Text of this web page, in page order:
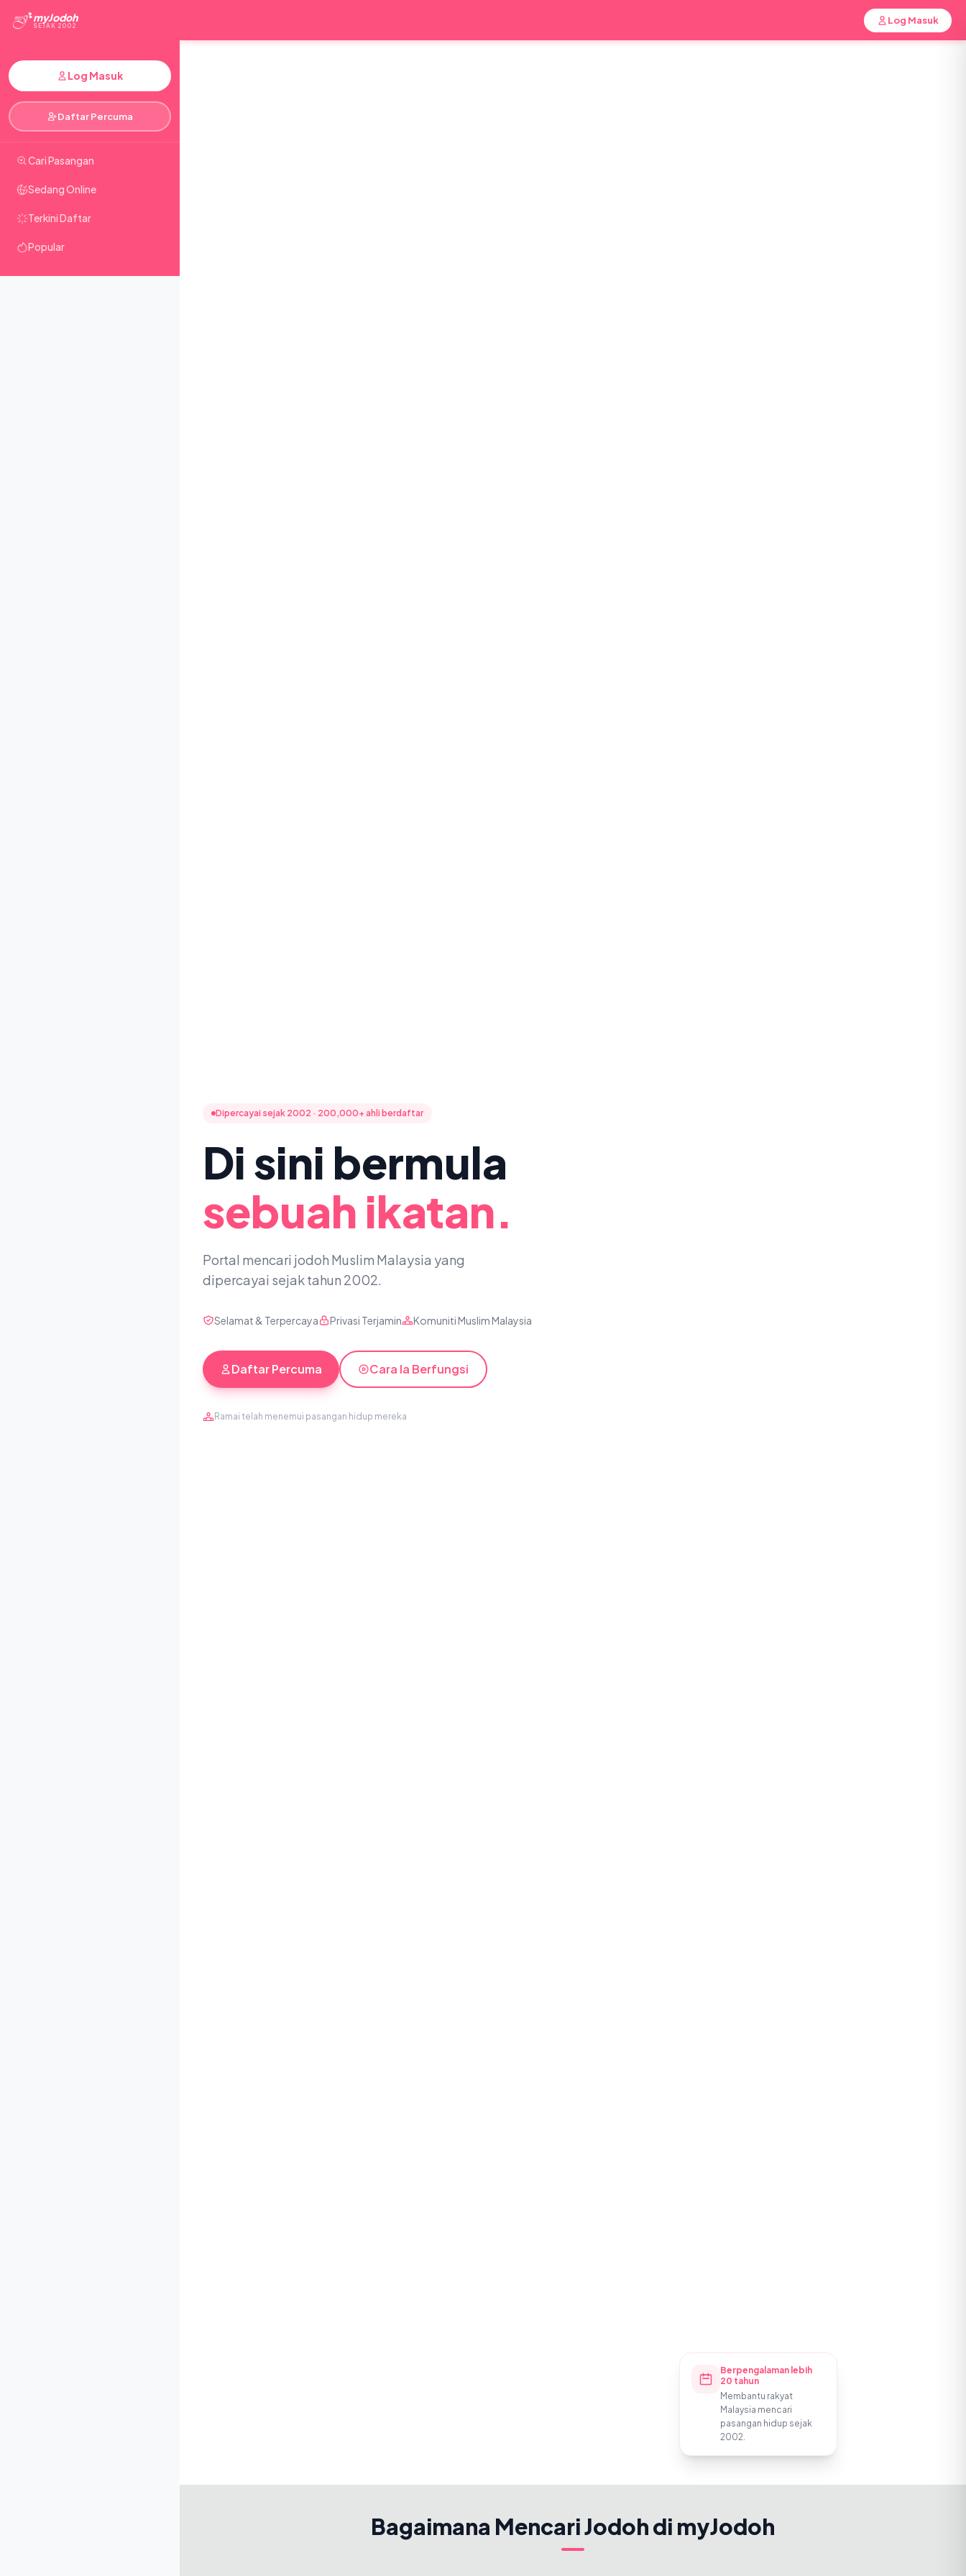
myJodoh
SEJAK 2002
Log Masuk
Daftar Percuma
Cari Pasangan
Sedang Online
Terkini Daftar
Popular
Log Masuk
Dipercayai sejak 2002 · 200,000+ ahli berdaftar
Di sini bermula
sebuah ikatan.
Portal mencari jodoh Muslim Malaysia yang
dipercayai sejak tahun 2002.
Selamat & Terpercaya Privasi Terjamin Komuniti Muslim Malaysia
Daftar Percuma Cara Ia Berfungsi
Ramai telah menemui pasangan hidup mereka
Berpengalaman lebih
20 tahun
Membantu rakyat
Malaysia mencari
pasangan hidup sejak
2002.
Bagaimana Mencari Jodoh di myJodoh